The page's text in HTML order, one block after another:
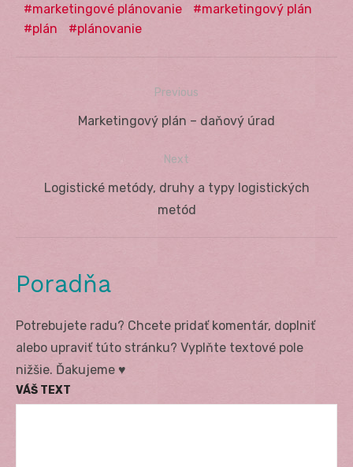
marketingové plánovanie
marketingový plán
plán
plánovanie
Navigácia
Previous
Previous
Marketingový plán – daňový úrad
Next
NextLogistické metódy, druhy a typy logistických
metód
Poradňa
Potrebujete radu? Chcete pridať komentár, doplniť
alebo upraviť túto stránku? Vyplňte textové pole
nižšie. Ďakujeme ♥
VÁŠ TEXT